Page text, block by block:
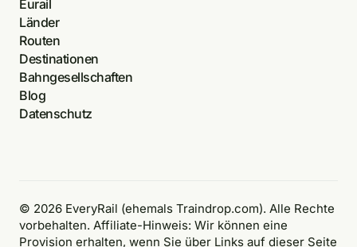
Eurail
Länder
Routen
Destinationen
Bahngesellschaften
Blog
Datenschutz
© 2026 EveryRail (ehemals Traindrop.com). Alle Rechte
vorbehalten. Affiliate-Hinweis: Wir können eine
Provision erhalten, wenn Sie über Links auf dieser Seite